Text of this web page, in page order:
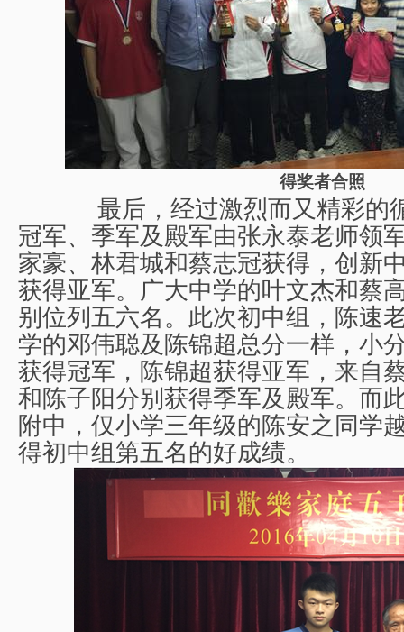
得奖者合照
最后，经过激烈而又精彩的
冠军、季军及殿军由张永泰老师领
家豪、林君城和蔡志冠获得，创新
获得亚军。广大中学的叶文杰和蔡
别位列五六名。此次初中组，陈速
学的邓伟聪及陈锦超总分一样，小
获得冠军，陈锦超获得亚军，来自
和陈子阳分别获得季军及殿军。而
附中，仅小学三年级的陈安之同学
得初中组第五名的好成绩。